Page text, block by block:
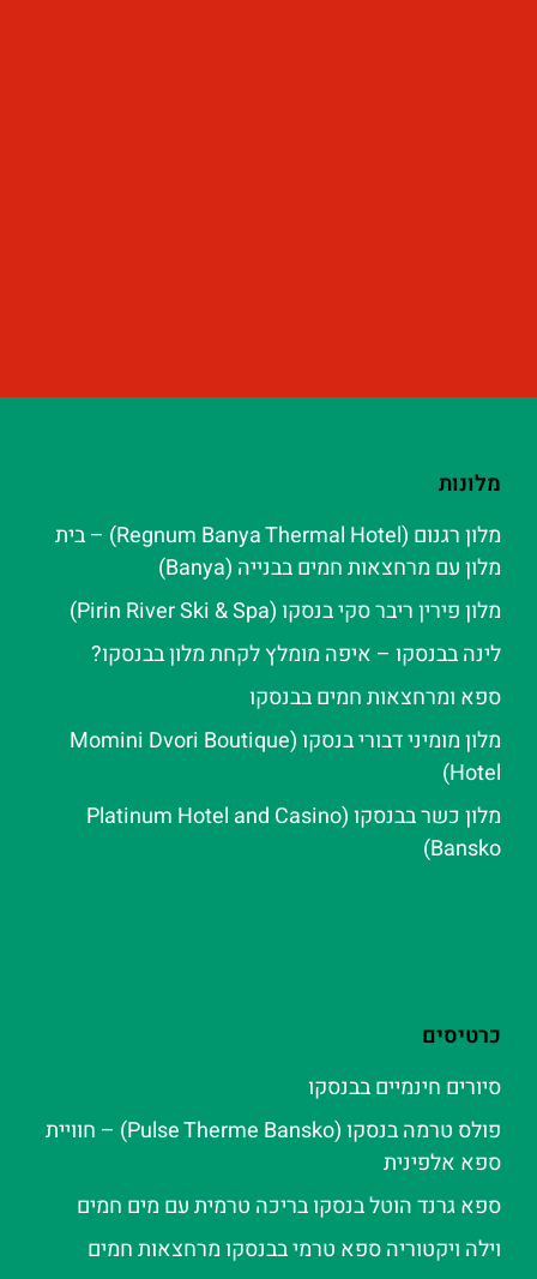
מלונות
מלון רגנום (Regnum Banya Thermal Hotel) – בית
מלון עם מרחצאות חמים בבנייה (Banya)
מלון פירין ריבר סקי בנסקו (Pirin River Ski & Spa‬)
לינה בבנסקו – איפה מומלץ לקחת מלון בבנסקו?
ספא ומרחצאות חמים בבנסקו
מלון מומיני דבורי בנסקו (Momini Dvori Boutique
Hotel)
מלון כשר בבנסקו (Platinum Hotel and Casino
Bansko)
כרטיסים
סיורים חינמיים בבנסקו
פולס טרמה בנסקו (Pulse Therme Bansko) – חוויית
ספא אלפינית
ספא גרנד הוטל בנסקו בריכה טרמית עם מים חמים
וילה ויקטוריה ספא טרמי בבנסקו מרחצאות חמים